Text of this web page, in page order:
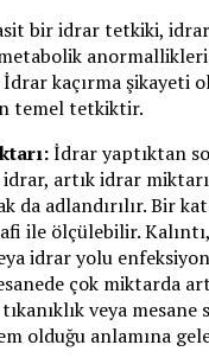
bir idrar tetkiki,
anormallikleri
kaçırma şikayeti
temel tetkiktir.
İdrar yaptıktan
artık idrar
da adlandırılır. Bir
ile ölçülebilir.
idrar yolu
çok miktarda
veya mesane
olduğu anlamına